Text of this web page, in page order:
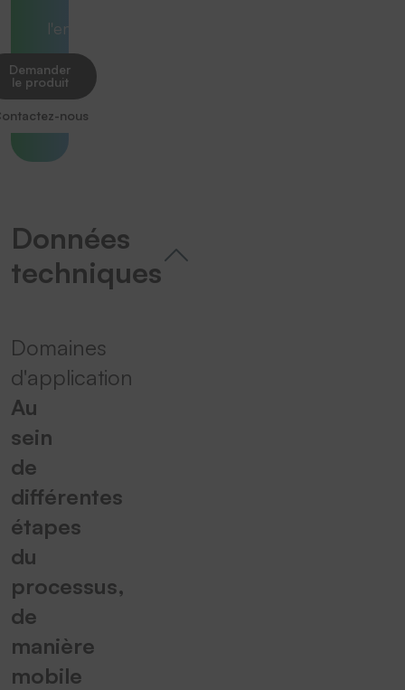
l'ensemble.
Demander
le produit
nous
Données
techniques
Domaines
d'application
Au
sein
de
différentes
étapes
du
processus,
de
manière
mobile